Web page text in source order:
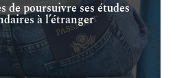
de poursuivre ses études
à l’étranger